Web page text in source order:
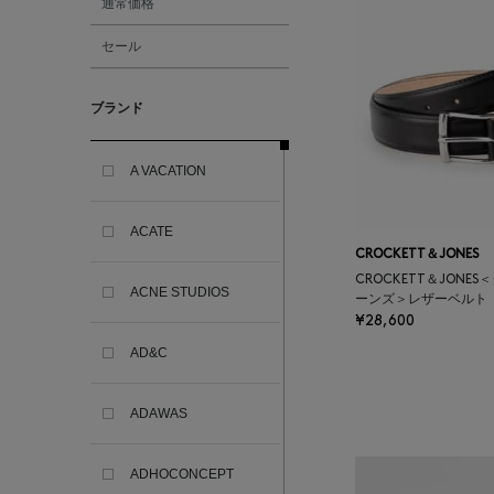
通常価格
セール
ブランド
A VACATION
ACATE
ACNE STUDIOS
AD&C
ADAWAS
ADHOCONCEPT
CROCKETT＆JONES
CROCKETT＆JONES
ーンズ＞レザーベルト
¥28,600